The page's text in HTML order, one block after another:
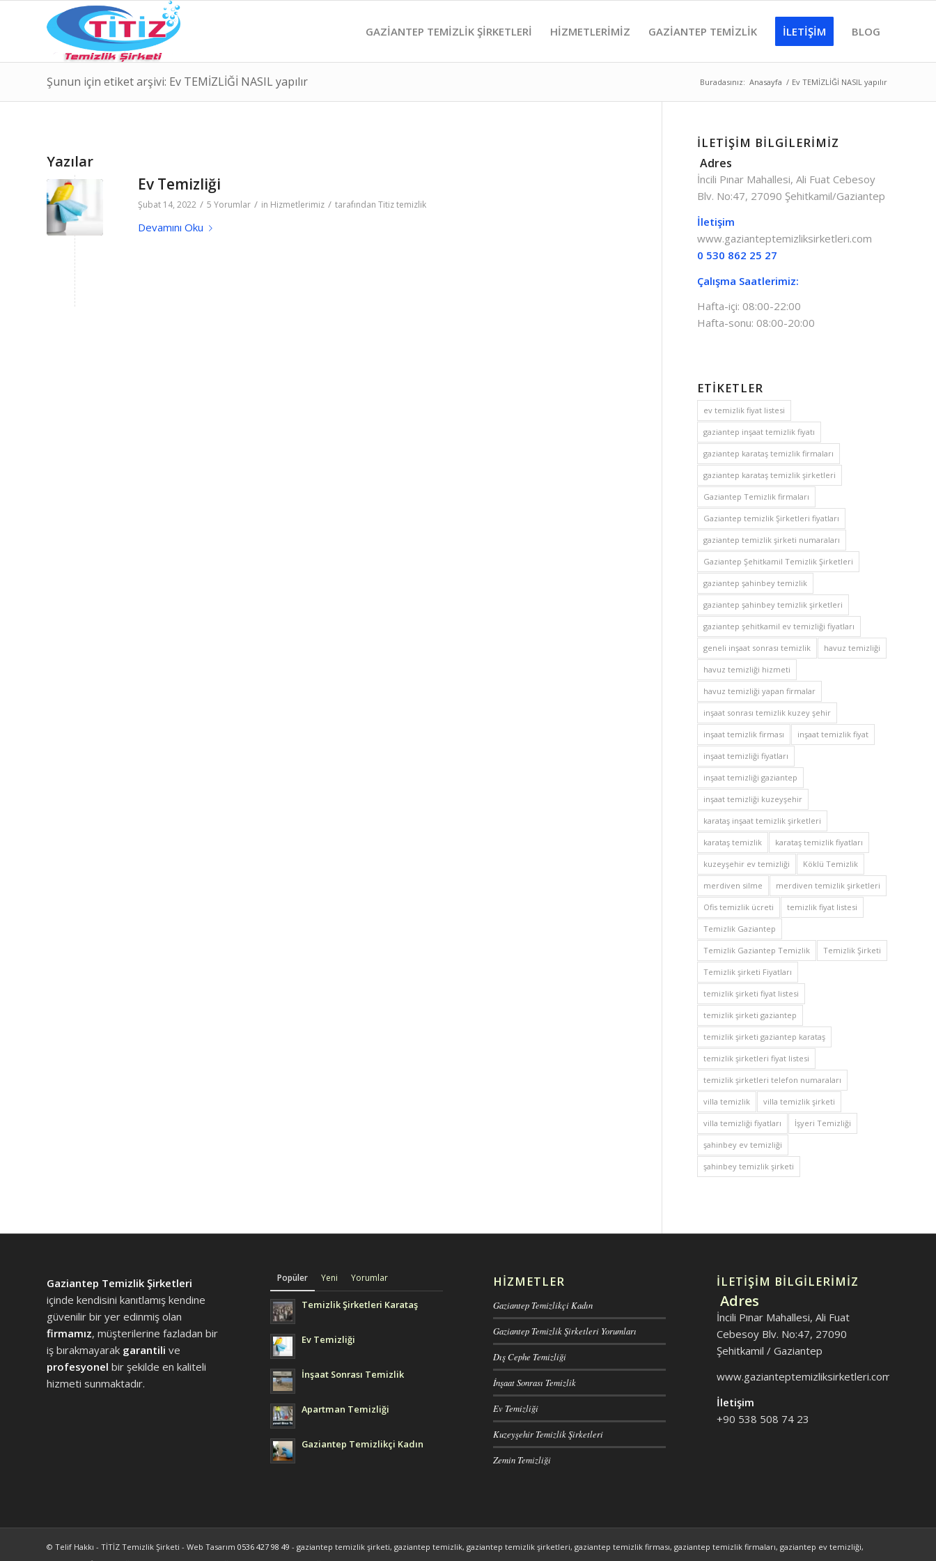
GAZIANTEP TEMIZLIK ŞIRKETLERI HIZMETLERIMIZ GAZIANTEP TEMIZLIK İLETIŞIM BLOG
Şunun için etiket arşivi: Ev TEMİZLİĞİ NASIL yapılır Buradasınız: Anasayfa / Ev TEMİZLİĞİ NASIL yapılır
Yazılar
Ev Temizliği
Şubat 14, 2022 / 5 Yorumlar / in Hizmetlerimiz / tarafından Titiz temizlik
Devamını Oku
İLETİŞİM BİLGİLERİMİZ
Adres
İncili Pınar Mahallesi, Ali Fuat Cebesoy
Blv. No:47, 27090 Şehitkamil/Gaziantep
İletişim
www.gazianteptemizliksirketleri.com
0 530 862 25 27
Çalışma Saatlerimiz:
Hafta-içi: 08:00-22:00
Hafta-sonu: 08:00-20:00
ETIKETLER
ev temizlik fiyat listesi
gaziantep inşaat temizlik fiyatı
gaziantep karataş temizlik firmaları
gaziantep karataş temizlik şirketleri
Gaziantep Temizlik firmaları
Gaziantep temizlik Şirketleri fiyatları
gaziantep temizlik şirketi numaraları
Gaziantep Şehitkamil Temizlik Şirketleri
gaziantep şahinbey temizlik
gaziantep şahinbey temizlik şirketleri
gaziantep şehitkamil ev temizliği fiyatları
geneli inşaat sonrası temizlik havuz temizliği
havuz temizliği hizmeti
havuz temizliği yapan firmalar
inşaat sonrası temizlik kuzey şehir
inşaat temizlik firması inşaat temizlik fiyat
inşaat temizliği fiyatları
inşaat temizliği gaziantep
inşaat temizliği kuzeyşehir
karataş inşaat temizlik şirketleri
karataş temizlik karataş temizlik fiyatları
kuzeyşehir ev temizliği Köklü Temizlik
merdiven silme merdiven temizlik şirketleri
Ofis temizlik ücreti temizlik fiyat listesi
Temizlik Gaziantep
Temizlik Gaziantep Temizlik Temizlik Şirketi
Temizlik şirketi Fiyatları
temizlik şirketi fiyat listesi
temizlik şirketi gaziantep
temizlik şirketi gaziantep karataş
temizlik şirketleri fiyat listesi
temizlik şirketleri telefon numaraları
villa temizlik villa temizlik şirketi
villa temizliği fiyatları İşyeri Temizliği
şahinbey ev temizliği
şahinbey temizlik şirketi
Gaziantep Temizlik Şirketleri
içinde kendisini kanıtlamış kendine
güvenilir bir yer edinmiş olan
firmamız, müşterilerine fazladan bir
iş bırakmayarak garantili ve
profesyonel bir şekilde en kaliteli
hizmeti sunmaktadır.
Popüler Yeni Yorumlar
Temizlik Şirketleri Karataş
Ev Temizliği
İnşaat Sonrası Temizlik
Apartman Temizliği
Gaziantep Temizlikçi Kadın
HIZMETLER
Gaziantep Temizlikçi Kadın
Gaziantep Temizlik Şirketleri Yorumları
Dış Cephe Temizliği
İnşaat Sonrası Temizlik
Ev Temizliği
Kuzeyşehir Temizlik Şirketleri
Zemin Temizliği
İLETİŞİM BİLGİLERİMİZ
Adres
İncili Pınar Mahallesi, Ali Fuat
Cebesoy Blv. No:47, 27090
Şehitkamil / Gaziantep
www.gazianteptemizliksirketleri.com
İletişim
+90 538 508 74 23
© Telif Hakkı - TİTİZ Temizlik Şirketi - Web Tasarım 0536 427 98 49 - gaziantep temizlik şirketi, gaziantep temizlik, gaziantep temizlik şirketleri, gaziantep temizlik firması, gaziantep temizlik firmaları, gaziantep ev temizliği,